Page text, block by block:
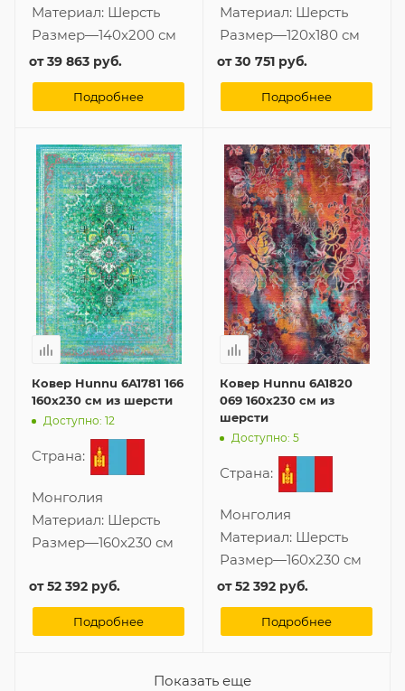
Материал: Шерсть
Размер—140x200 см
от39 863 руб.
Подробнее
Материал: Шерсть
Размер—120x180 см
от30 751 руб.
Подробнее
Ковер Hunnu 6A1781 166
160x230 см из шерсти
Доступно: 12
Страна:
Монголия
Материал: Шерсть
Размер—160x230 см
от52 392 руб.
Подробнее
Ковер Hunnu 6A1820
069 160x230 см из
шерсти
Доступно: 5
Страна:
Монголия
Материал: Шерсть
Размер—160x230 см
от52 392 руб.
Подробнее
Показать еще